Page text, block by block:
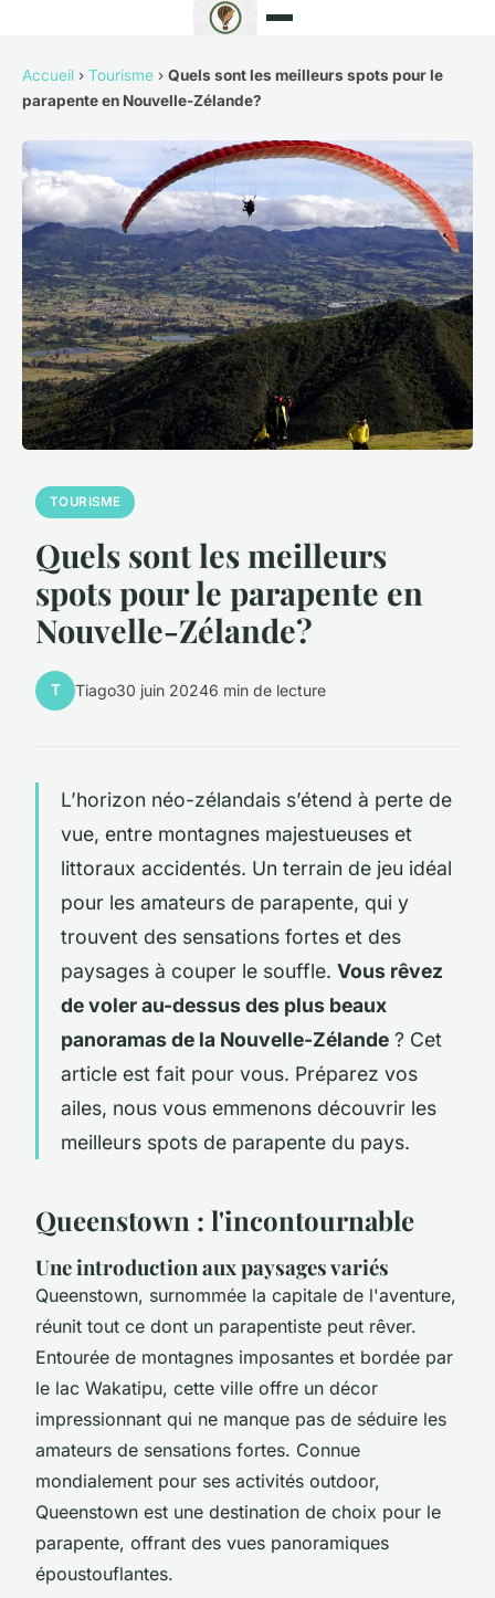
Accueil › Tourisme › Quels sont les meilleurs spots pour le
parapente en Nouvelle-Zélande?
TOURISME
Quels sont les meilleurs
spots pour le parapente en
Nouvelle-Zélande?
T Tiago30 juin 20246 min de lecture
L’horizon néo-zélandais s’étend à perte de
vue, entre montagnes majestueuses et
littoraux accidentés. Un terrain de jeu idéal
pour les amateurs de parapente, qui y
trouvent des sensations fortes et des
paysages à couper le souffle. Vous rêvez
de voler au-dessus des plus beaux
panoramas de la Nouvelle-Zélande ? Cet
article est fait pour vous. Préparez vos
ailes, nous vous emmenons découvrir les
meilleurs spots de parapente du pays.
Queenstown : l'incontournable
Une introduction aux paysages variés
Queenstown, surnommée la capitale de l'aventure,
réunit tout ce dont un parapentiste peut rêver.
Entourée de montagnes imposantes et bordée par
le lac Wakatipu, cette ville offre un décor
impressionnant qui ne manque pas de séduire les
amateurs de sensations fortes. Connue
mondialement pour ses activités outdoor,
Queenstown est une destination de choix pour le
parapente, offrant des vues panoramiques
époustouflantes.